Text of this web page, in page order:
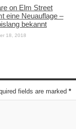
on Elm Street
eine Neuauflage –
bekannt
18, 2018
fields are marked *